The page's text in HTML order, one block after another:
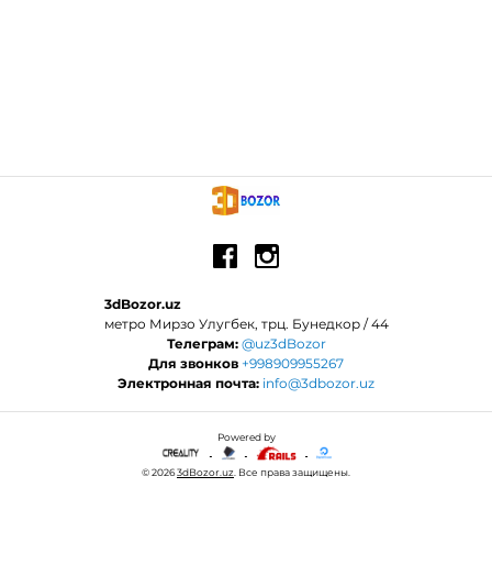
3dBozor.uz
метро Мирзо Улугбек, трц. Бунедкор / 44
Телеграм: @uz3dBozor
Для звонков +998909955267
Электронная почта: info@3dbozor.uz
Powered by
© 20263dBozor.uz . Все права защищены.